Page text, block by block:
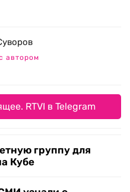
автором
RTVI в Telegram
группу для
Кубе